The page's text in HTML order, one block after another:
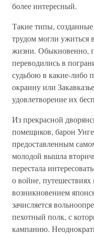
более интересный.
Такие типы,
трудом могли ужиться
жизни. Обыкновенно,
переводились в
судьбою в какие-либо
окраину или
удовлетворение их
Из прекрасной
помещиков, барон
предоставленным
молодой вышла
перестала
о войне,
возникновением
зачисляется
пехотный полк, с
кампанию.